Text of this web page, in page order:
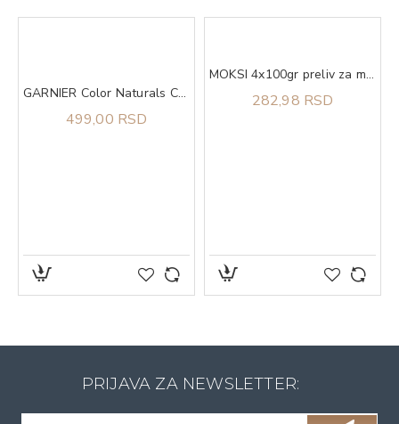
GARNIER Color Naturals Creme Boja za kosu SE CEN 111
499,00 RSD
MOKSI 4x100gr preliv za mačke kitten piletina u sosu
282,98 RSD
PRIJAVA ZA NEWSLETTER: